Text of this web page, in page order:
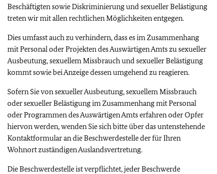
Beschäftigten sowie Diskriminierung und sexueller Belästigung
treten wir mit allen rechtlichen Möglichkeiten entgegen.
Dies umfasst auch zu verhindern, dass es im Zusammenhang
mit Personal oder Projekten des Auswärtigen Amts zu sexueller
Ausbeutung, sexuellem Missbrauch und sexueller Belästigung
kommt sowie bei Anzeige dessen umgehend zu reagieren.
Sofern Sie von sexueller Ausbeutung, sexuellem Missbrauch
oder sexueller Belästigung im Zusammenhang mit Personal
oder Programmen des Auswärtigen Amts erfahren oder Opfer
hiervon werden, wenden Sie sich bitte über das untenstehende
Kontaktformular an die Beschwerdestelle der für Ihren
Wohnort zuständigen Auslandsvertretung.
Die Beschwerdestelle ist verpflichtet, jeder Beschwerde